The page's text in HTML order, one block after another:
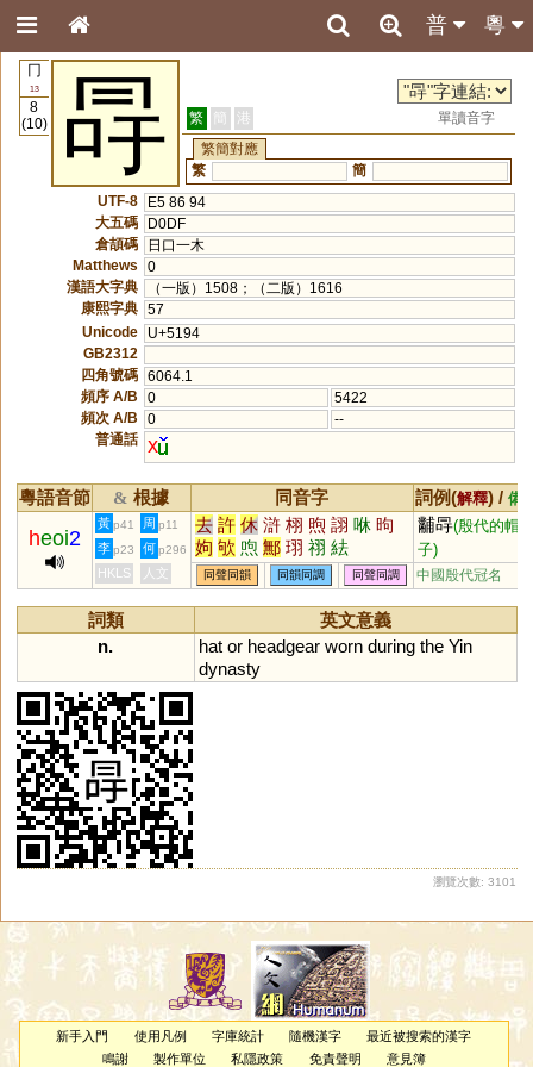
粵
普
冂
13
8
(10)
冔 繁 簡 港
單讀音字
繁簡對應
繁
簡
UTF-8
E5 86 94
大五碼
D0DF
倉頡碼
日口一木
Matthews
0
漢語大字典
（一版）1508；（二版）1616
康熙字典 57
Unicode
U+5194
GB2312
四角號碼 6064.1
頻序 A/B
0
5422
頻次 A/B
0
--
普通話 x
粵語音節 & 根據 同音字 詞例(解釋) / 備
heoi2
黃 p41 周 p11 去 許 休 滸 栩 煦 詡 咻 昫
姁 欨 喣 鄦 珝 祤 紶
黼冔(殷代的帽
子)
李 p23 何 p296
HKLS 人文 同聲同韻 同韻同調 同聲同調 中國殷代冠名
詞類
英文意義
n.
hat or headgear worn during the Yin
dynasty
瀏覽次數: 3101
新手入門 使用凡例 字庫統計 隨機漢字
最近被搜索的漢字
鳴謝
製作單位 私隱政策 免責聲明 意見簿